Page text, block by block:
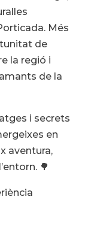
Més
de
la regió i
de la
i secrets
en
aventura,
🌳